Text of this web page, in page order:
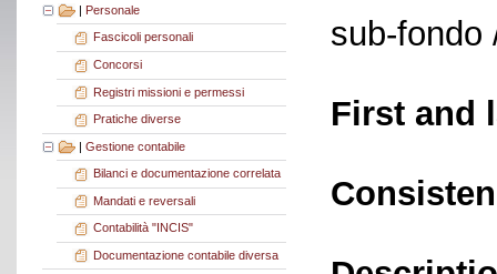
| Personale
Fascicoli personali
Concorsi
Registri missioni e permessi
Pratiche diverse
| Gestione contabile
Bilanci e documentazione correlata
Mandati e reversali
Contabilità "INCIS"
Documentazione contabile diversa
sub-fondo
First and